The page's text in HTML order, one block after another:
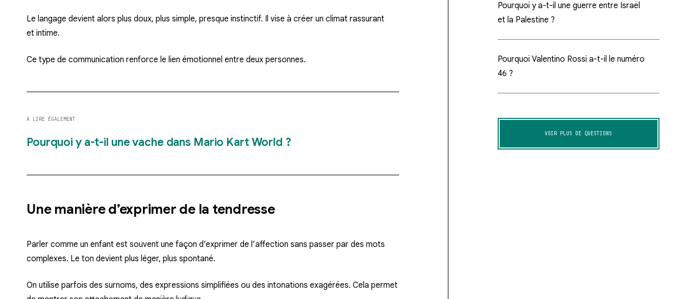
Le langage devient alors plus doux, plus simple, presque instinctif. Il vise à créer un climat rassurant
et intime.
Ce type de communication renforce le lien émotionnel entre deux personnes.
A LIRE ÉGALEMENT
Pourquoi y a-t-il une vache dans Mario Kart World ?
Une manière d’exprimer de la tendresse
Parler comme un enfant est souvent une façon d’exprimer de l’affection sans passer par des mots
complexes. Le ton devient plus léger, plus spontané.
On utilise parfois des surnoms, des expressions simplifiées ou des intonations exagérées. Cela permet
Pourquoi y a-t-il une guerre entre Israël
et la Palestine ?
Pourquoi Valentino Rossi a-t-il le numéro
46 ?
VOIR PLUS DE QUESTIONS